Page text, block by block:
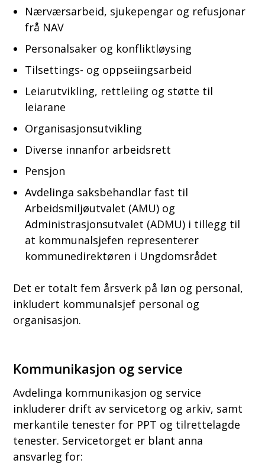
Nærværsarbeid, sjukepengar og refusjonar
frå NAV
Personalsaker og konfliktløysing
Tilsettings- og oppseiingsarbeid
Leiarutvikling, rettleiing og støtte til
leiarane
Organisasjonsutvikling
Diverse innanfor arbeidsrett
Pensjon
Avdelinga saksbehandlar fast til
Arbeidsmiljøutvalet (AMU) og
Administrasjonsutvalet (ADMU) i tillegg til
at kommunalsjefen representerer
kommunedirektøren i Ungdomsrådet
Det er totalt fem årsverk på løn og personal,
inkludert kommunalsjef personal og
organisasjon.
Kommunikasjon og service
Avdelinga kommunikasjon og service
inkluderer drift av servicetorg og arkiv, samt
merkantile tenester for PPT og tilrettelagde
tenester. Servicetorget er blant anna
ansvarleg for: